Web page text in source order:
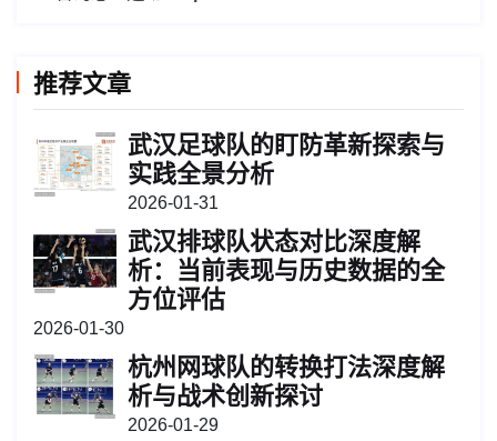
推荐文章
武汉足球队的盯防革新探索与
实践全景分析
2026-01-31
武汉排球队状态对比深度解
析：当前表现与历史数据的全
方位评估
2026-01-30
杭州网球队的转换打法深度解
析与战术创新探讨
2026-01-29